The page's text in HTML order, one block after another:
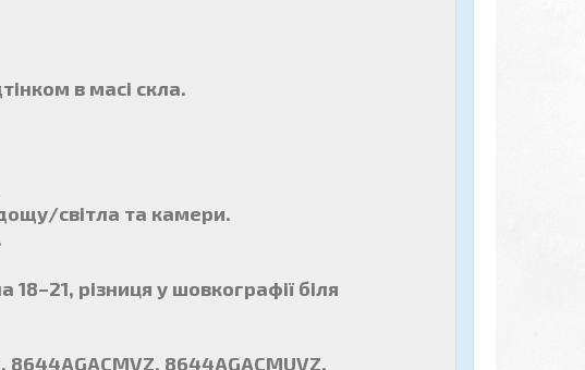
в масі скла.
світла та камери.
різниця у шовкографії біля
8644AGACMUVZ,